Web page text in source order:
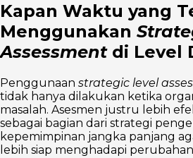
Kapan Waktu yang
Menggunakan
Assessmentdi Level
Penggunaan strategic level
tidak hanya dilakukan ketika
masalah. Asesmen justru lebih
sebagai bagian dari strategi
kepemimpinan jangka panjang
lebih siap menghadapi perubahan